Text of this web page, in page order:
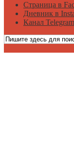
Страница в
Дневник в
Канал Telegram